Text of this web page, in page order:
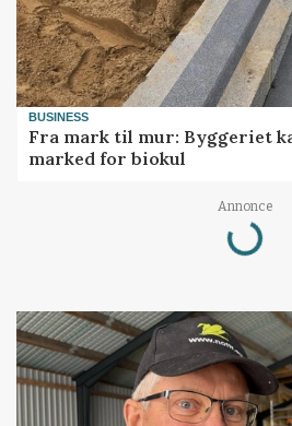
BUSINESS
Fra mark til mur: Byggeriet
marked for biokul
Annonce
Loading...